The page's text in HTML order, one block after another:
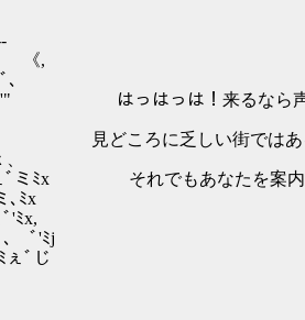
,
っはっは！来るなら声をか
どころに乏しい街ではあ
x それでもあなたを案内する
ﾐx
'ﾐx,
ﾞ'ﾐj
ﾞじ